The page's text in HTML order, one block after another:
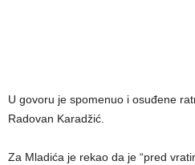
U govoru je spomenuo i osuđene
Radovan Karadžić.
Za Mladića je rekao da je “pred